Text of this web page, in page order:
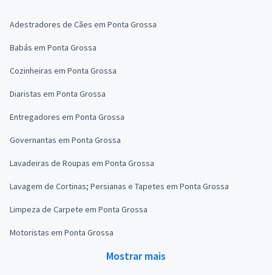
Adestradores de Cães em Ponta Grossa
Babás em Ponta Grossa
Cozinheiras em Ponta Grossa
Diaristas em Ponta Grossa
Entregadores em Ponta Grossa
Governantas em Ponta Grossa
Lavadeiras de Roupas em Ponta Grossa
Lavagem de Cortinas; Persianas e Tapetes em Ponta Grossa
Limpeza de Carpete em Ponta Grossa
Motoristas em Ponta Grossa
Mostrar mais